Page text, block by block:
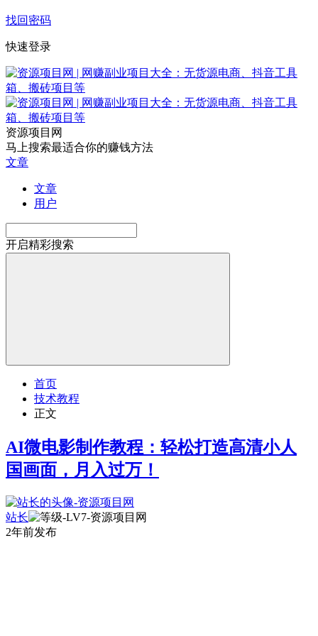
找回密码
快速登录
资源项目网
马上搜索最适合你的赚钱方法
文章
文章
用户
开启精彩搜索
首页
技术教程
正文
AI微电影制作教程：轻松打造高清小人
国画面，月入过万！
站长
2年前发布